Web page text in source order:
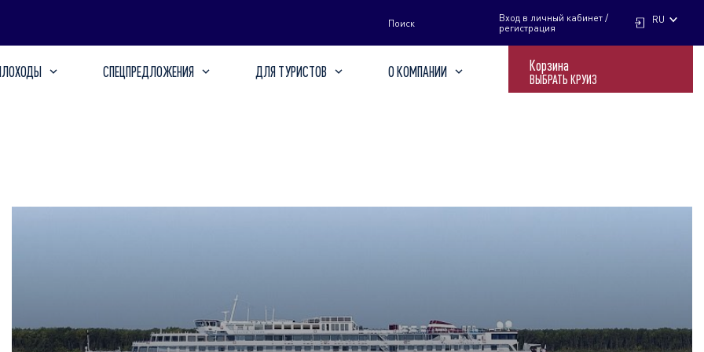
Поиск
Вход в личный кабинет /
регистрация
RU
СПЕЦПРЕДЛОЖЕНИЯ ДЛЯ ТУРИСТОВ О КОМПАНИИ Корзина
ВЫБРАТЬ КРУИЗ